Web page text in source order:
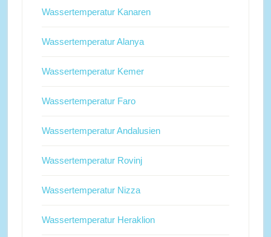
Wassertemperatur Kanaren
Wassertemperatur Alanya
Wassertemperatur Kemer
Wassertemperatur Faro
Wassertemperatur Andalusien
Wassertemperatur Rovinj
Wassertemperatur Nizza
Wassertemperatur Heraklion